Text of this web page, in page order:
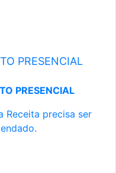
PRESENCIAL
PRESENCIAL
Receita precisa ser